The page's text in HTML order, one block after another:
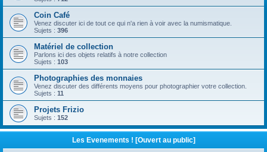
Coin Café
Venez discuter ici de tout ce qui n'a rien à voir avec la numismatique.
Sujets : 396
Matériel de collection
Parlons ici des objets relatifs à notre collection
Sujets : 103
Photographies des monnaies
Venez discuter des différents moyens pour photographier votre collection.
Sujets : 11
Projets Frizio
Sujets : 152
Les Evenements ! [Ouvert au public]